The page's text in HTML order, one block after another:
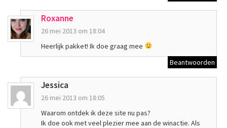
Roxanne
26 mei 2013 om 18:04
Heerlijk pakket! Ik doe graag mee
Beantwoorden
Jessica
26 mei 2013 om 18:05
Waarom ontdek ik deze site nu pas?
Ik doe ook met veel plezier mee aan de winactie. Als